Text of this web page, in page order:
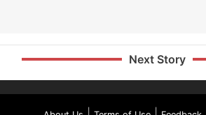
Next Story